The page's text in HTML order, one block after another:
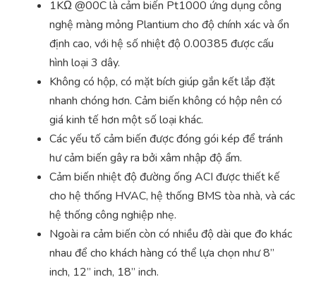
1KΩ @00C là cảm biến Pt1000 ứng dụng công
nghệ màng mỏng Plantium cho độ chính xác và ổn
định cao, với hệ số nhiệt độ 0.00385 được cấu
hình loại 3 dây.
Không có hộp, có mặt bích giúp gắn kết lắp đặt
nhanh chóng hơn. Cảm biến không có hộp nên có
giá kinh tế hơn một số loại khác.
Các yếu tố cảm biến được đóng gói kép để tránh
hư cảm biến gây ra bởi xâm nhập độ ẩm.
Cảm biến nhiệt độ đường ống ACI được thiết kế
cho hệ thống HVAC, hệ thống BMS tòa nhà, và các
hệ thống công nghiệp nhẹ.
Ngoài ra cảm biến còn có nhiều độ dài que đo khác
nhau để cho khách hàng có thể lựa chọn như 8”
inch, 12” inch, 18” inch.